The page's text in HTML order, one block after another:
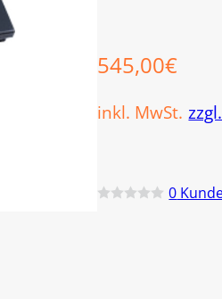
545,00€
inkl. MwSt.
0